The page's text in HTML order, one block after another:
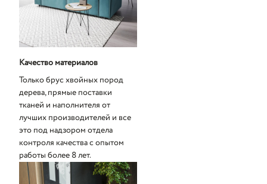
Качество материалов
Только брус хвойных пород
дерева, прямые поставки
тканей и наполнителя от
лучших производителей и все
это под надзором отдела
контроля качества с опытом
работы более 8 лет.